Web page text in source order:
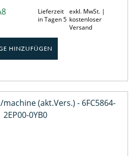
Lieferzeit
in Tagen 5
exkl. MwSt. |
kostenloser
Versand
HINZUFÜGEN